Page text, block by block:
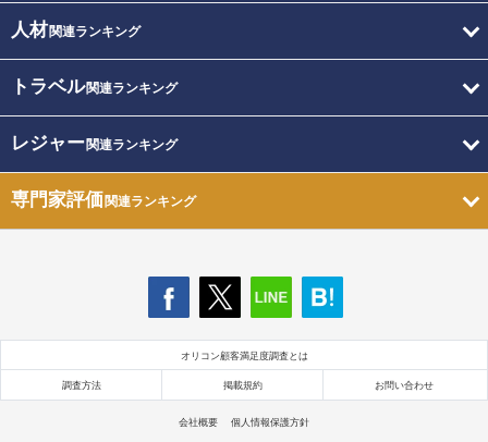
人材関連ランキング
トラベル関連ランキング
レジャー関連ランキング
専門家評価関連ランキング
オリコン顧客満足度調査とは
調査方法 掲載規約 お問い合わせ
会社概要 個人情報保護方針